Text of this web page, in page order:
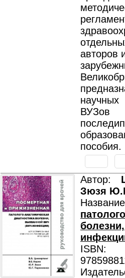
авторов
пособия.
Автор:
Зюзя
ISBN: